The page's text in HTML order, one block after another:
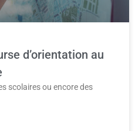
d’orientation au
scolaires ou encore des